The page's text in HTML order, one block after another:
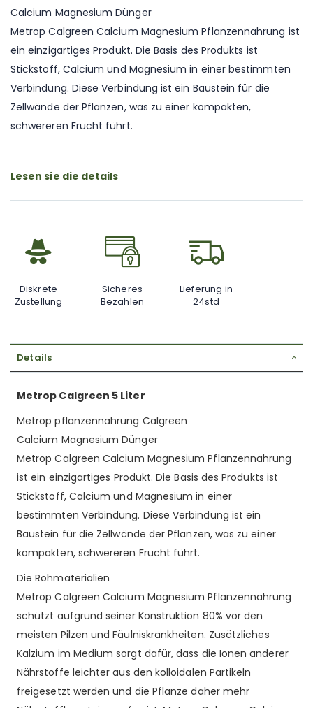
der
Bildgalerie
springen
Calcium Magnesium Dünger
Metrop Calgreen Calcium Magnesium Pflanzennahrung ist
ein einzigartiges Produkt. Die Basis des Produkts ist
Stickstoff, Calcium und Magnesium in einer bestimmten
Verbindung. Diese Verbindung ist ein Baustein für die
Zellwände der Pflanzen, was zu einer kompakten,
schwereren Frucht führt.
Lesen sie die details
Diskrete
Zustellung
Sicheres
Bezahlen
Lieferung in
24std
Details
Metrop Calgreen 5 Liter
Metrop pflanzennahrung Calgreen
Calcium Magnesium Dünger
Metrop Calgreen Calcium Magnesium Pflanzennahrung
ist ein einzigartiges Produkt. Die Basis des Produkts ist
Stickstoff, Calcium und Magnesium in einer
bestimmten Verbindung. Diese Verbindung ist ein
Baustein für die Zellwände der Pflanzen, was zu einer
kompakten, schwereren Frucht führt.
Die Rohmaterialien
Metrop Calgreen Calcium Magnesium Pflanzennahrung
schützt aufgrund seiner Konstruktion 80% vor den
meisten Pilzen und Fäulniskrankheiten. Zusätzliches
Kalzium im Medium sorgt dafür, dass die Ionen anderer
Nährstoffe leichter aus den kolloidalen Partikeln
freigesetzt werden und die Pflanze daher mehr